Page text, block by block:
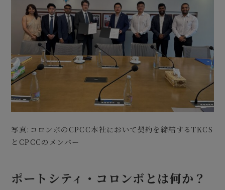
写真:コロンボのCPCC本社において契約を締結するTKCS
とCPCCのメンバー
ポートシティ・コロンボとは何か？